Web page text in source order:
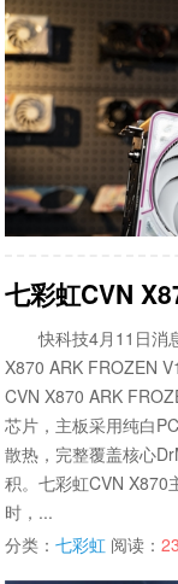
七彩虹CVN
快科技4月11日
X870 ARK FROZEN
CVN X870 ARK
芯片，主板采用纯白
散热，完整覆盖核心
积。七彩虹CVN X870
时，...
分类：七彩虹 阅读：